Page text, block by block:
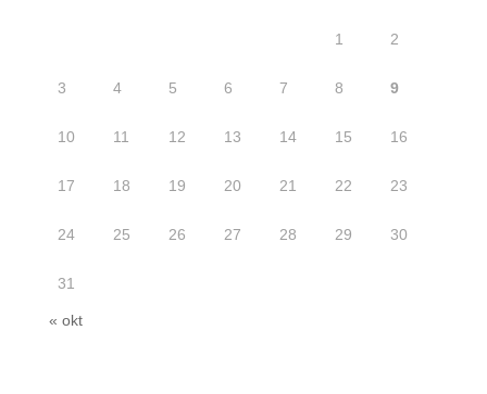
1 2
3 4 5 6 7 8 9
10 11 12 13 14 15 16
17 18 19 20 21 22 23
24 25 26 27 28 29 30
31
« okt